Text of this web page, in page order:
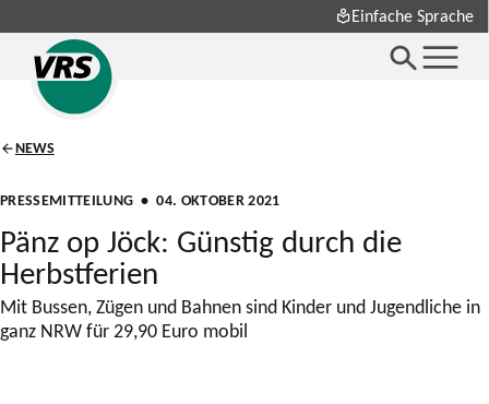
Einfache Sprache
NEWS
PRESSEMITTEILUNG • 04. OKTOBER 2021
Pänz op Jöck: Günstig durch die
Herbstferien
Mit Bussen, Zügen und Bahnen sind Kinder und Jugendliche in
ganz NRW für 29,90 Euro mobil